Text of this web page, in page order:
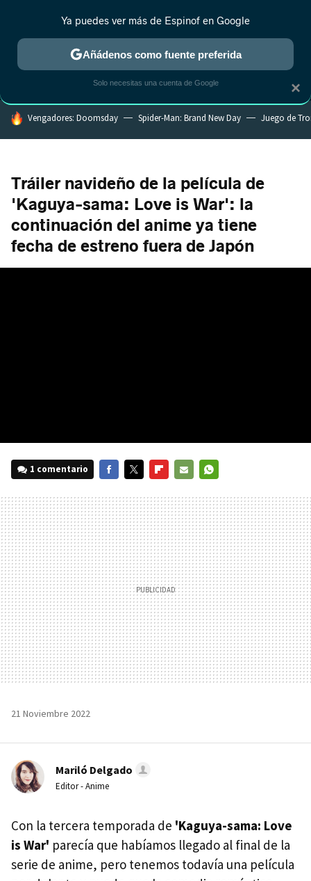
MENÚ NUEVO
ESTRENOS REALITY ANIME RANKINGS CINE
HOY SE HABLA DE
Vengadores: Doomsday Spider-Man: Brand New Day Juego de
Tráiler navideño de la película de
'Kaguya-sama: Love is War': la
continuación del anime ya tiene
fecha de estreno fuera de Japón
1 comentario
MAIL
21 Noviembre 2022
Mariló Delgado
Editor - Anime
Con la tercera temporada de 'Kaguya-sama: Love
is War' parecía que habíamos llegado al final de la
serie de anime, pero tenemos todavía una película
×
Ya puedes ver más de Espinof en Google
Añádenos como fuente preferida
Solo necesitas una cuenta de Google